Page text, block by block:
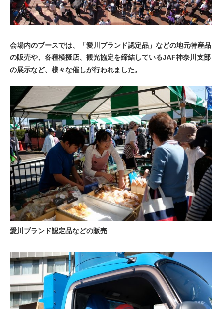
会場内のブースでは、「愛川ブランド認定品」などの地元特産品
の販売や、各種模擬店、観光協定を締結しているJAF神奈川支部
の展示など、様々な催しが行われました。
愛川ブランド認定品などの販売